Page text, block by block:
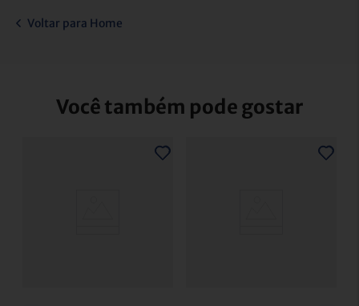
Voltar para Home
Você também pode gostar